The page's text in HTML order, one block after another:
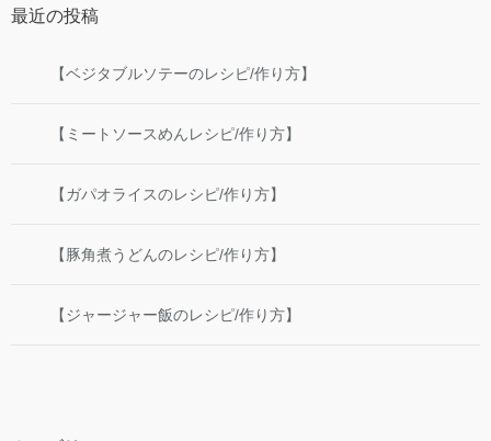
最近の投稿
【ベジタブルソテーのレシピ/作り方】
【ミートソースめんレシピ/作り方】
【ガパオライスのレシピ/作り方】
【豚角煮うどんのレシピ/作り方】
【ジャージャー飯のレシピ/作り方】